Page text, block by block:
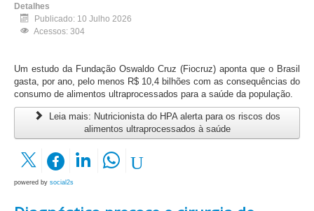
Detalhes
Publicado: 10 Julho 2026
Acessos: 304
Um estudo da Fundação Oswaldo Cruz (Fiocruz) aponta que o Brasil
gasta, por ano, pelo menos R$ 10,4 bilhões com as consequências do
consumo de alimentos ultraprocessados para a saúde da população.
Leia mais: Nutricionista do HPA alerta para os riscos dos
alimentos ultraprocessados à saúde
powered by social2s